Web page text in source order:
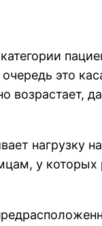
это
возрастает,
нагрузку
у